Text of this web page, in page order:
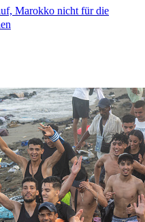
Marokko nicht für die